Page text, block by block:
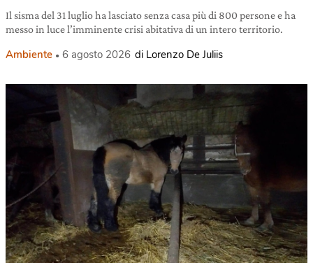
Il sisma del 31 luglio ha lasciato senza casa più di 800 persone e ha
messo in luce l’imminente crisi abitativa di un intero territorio.
Ambiente 6 agosto 2026 di Lorenzo De Juliis